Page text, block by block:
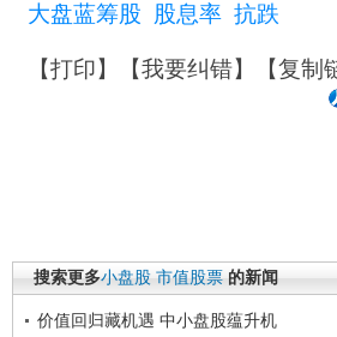
大盘蓝筹股
股息率 抗跌
【打印】【我要纠错】【复制
搜索更多小盘股 市值股票 的新闻
价值回归藏机遇 中小盘股蕴升机